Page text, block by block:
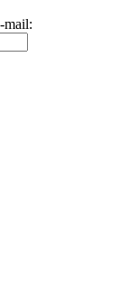
mail: